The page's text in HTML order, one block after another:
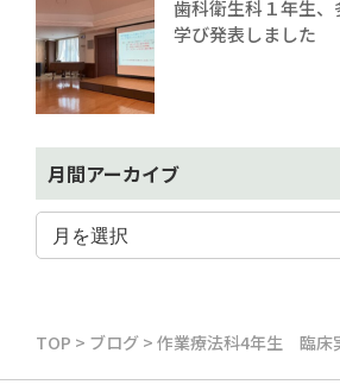
歯科衛生科１年生
学び発表しました
月間アーカイブ
TOP > ブログ > 作業療法科4年生 臨床